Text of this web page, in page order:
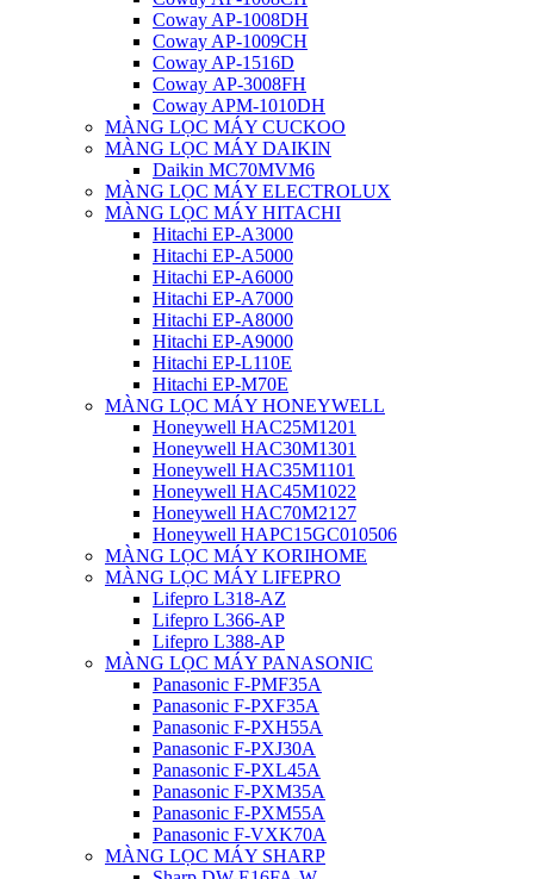
Coway AP-1008DH
Coway AP-1009CH
Coway AP-1516D
Coway AP-3008FH
Coway APM-1010DH
MÀNG LỌC MÁY CUCKOO
MÀNG LỌC MÁY DAIKIN
Daikin MC70MVM6
MÀNG LỌC MÁY ELECTROLUX
MÀNG LỌC MÁY HITACHI
Hitachi EP-A3000
Hitachi EP-A5000
Hitachi EP-A6000
Hitachi EP-A7000
Hitachi EP-A8000
Hitachi EP-A9000
Hitachi EP-L110E
Hitachi EP-M70E
MÀNG LỌC MÁY HONEYWELL
Honeywell HAC25M1201
Honeywell HAC30M1301
Honeywell HAC35M1101
Honeywell HAC45M1022
Honeywell HAC70M2127
Honeywell HAPC15GC010506
MÀNG LỌC MÁY KORIHOME
MÀNG LỌC MÁY LIFEPRO
Lifepro L318-AZ
Lifepro L366-AP
Lifepro L388-AP
MÀNG LỌC MÁY PANASONIC
Panasonic F-PMF35A
Panasonic F-PXF35A
Panasonic F-PXH55A
Panasonic F-PXJ30A
Panasonic F-PXL45A
Panasonic F-PXM35A
Panasonic F-PXM55A
Panasonic F-VXK70A
MÀNG LỌC MÁY SHARP